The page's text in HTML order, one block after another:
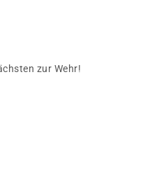
zur Wehr!